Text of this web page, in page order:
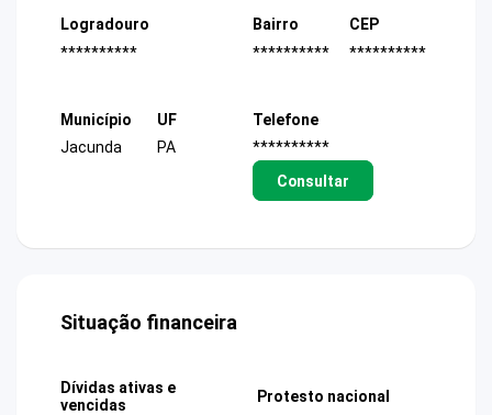
Logradouro
**********
Bairro
**********
CEP
**********
Município
Jacunda
UF
PA
Telefone
**********
Consultar
Situação financeira
Dívidas ativas e
vencidas
Protesto nacional